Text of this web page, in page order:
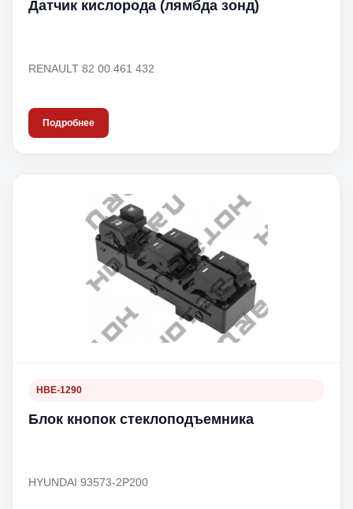
Датчик кислорода (лямбда зонд)
RENAULT 82 00 461 432
Подробнее
HBE-1290
Блок кнопок стеклоподъемника
HYUNDAI 93573-2P200